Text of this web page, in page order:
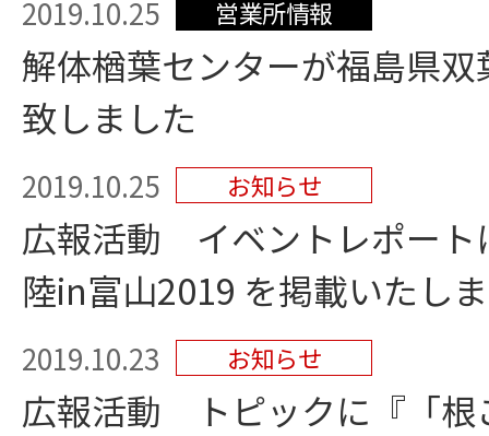
2019.10.25 営業所情報
解体楢葉センターが福島県
致しました
2019.10.25 お知らせ
広報活動 イベントレポート
陸in富山2019 を掲載いたし
2019.10.23 お知らせ
広報活動 トピックに『「根